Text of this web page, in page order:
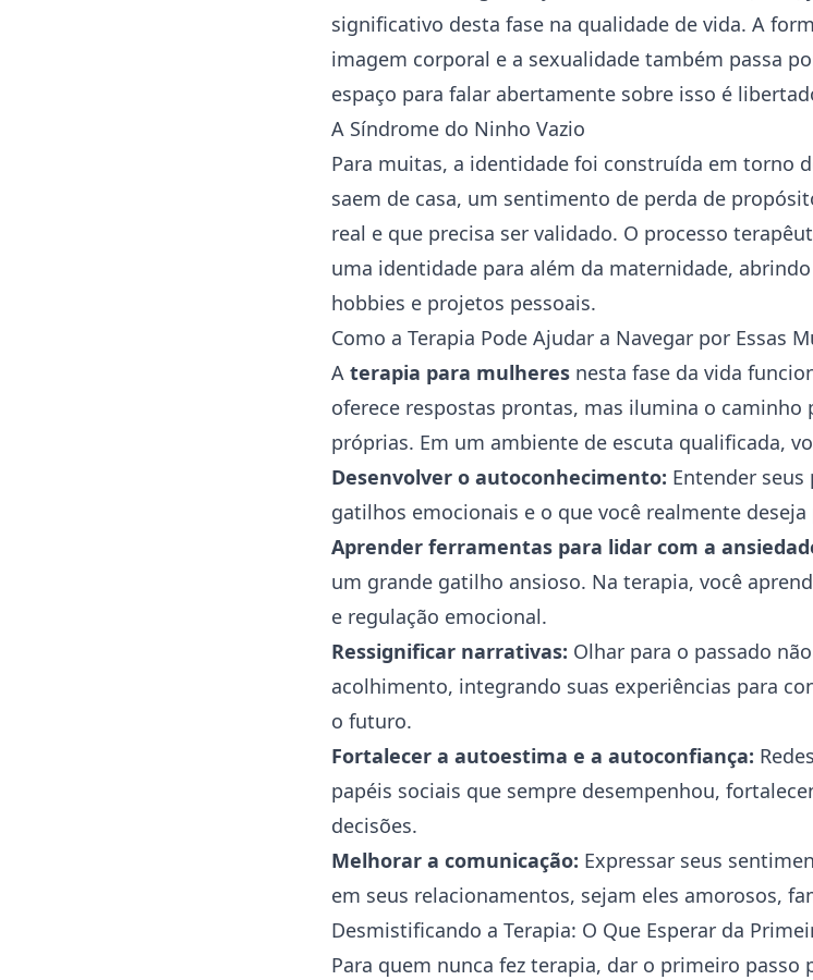
significativo desta fase na qualidade de vida. A
imagem corporal e a sexualidade também passa
espaço para falar abertamente sobre isso é
A Síndrome do Ninho Vazio
Para muitas, a identidade foi construída em torno
saem de casa, um sentimento de perda de
real e que precisa ser validado. O processo
uma identidade para além da maternidade,
hobbies e projetos pessoais.
Como a Terapia Pode Ajudar a Navegar por Essas
A terapia para mulheres nesta fase da vida
oferece respostas prontas, mas ilumina o caminho
próprias. Em um ambiente de escuta qualificada,
Desenvolver o autoconhecimento: Entender
gatilhos emocionais e o que você realmente
Aprender ferramentas para lidar com a
um grande gatilho ansioso. Na terapia, você
e regulação emocional.
Ressignificar narrativas: Olhar para o passado
acolhimento, integrando suas experiências para
o futuro.
Fortalecer a autoestima e a autoconfiança:
papéis sociais que sempre desempenhou,
decisões.
Melhorar a comunicação: Expressar seus
em seus relacionamentos, sejam eles amorosos,
Desmistificando a Terapia: O Que Esperar da
Para quem nunca fez terapia, dar o primeiro passo